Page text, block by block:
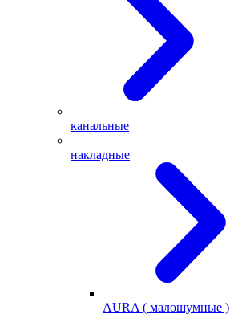
канальные
накладные
AURA ( малошумные )